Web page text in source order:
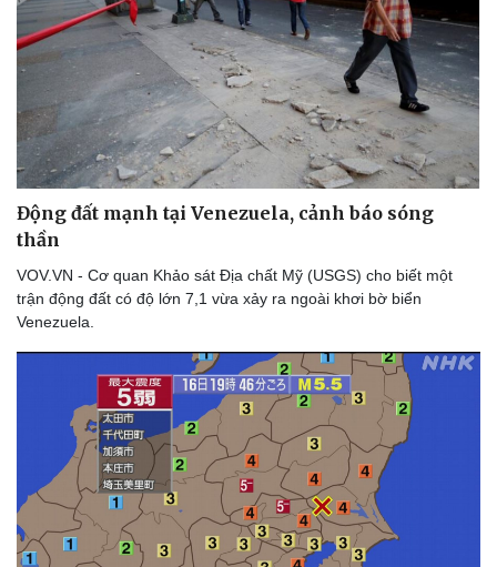
Động đất mạnh tại Venezuela, cảnh báo sóng
thần
VOV.VN - Cơ quan Khảo sát Địa chất Mỹ (USGS) cho biết một
trận động đất có độ lớn 7,1 vừa xảy ra ngoài khơi bờ biển
Venezuela.